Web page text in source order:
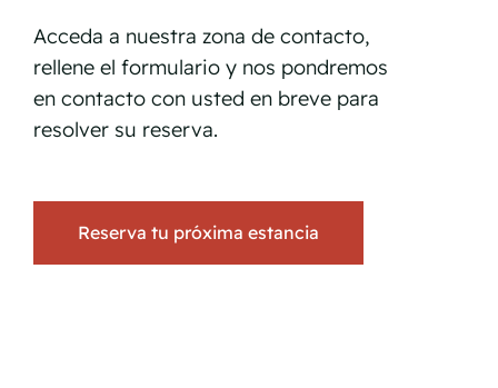
Acceda a nuestra zona de contacto,
rellene el formulario y nos pondremos
en contacto con usted en breve para
resolver su reserva.
Reserva tu próxima estancia